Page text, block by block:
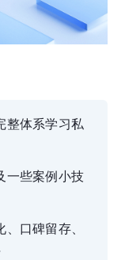
整体系学习私
一些案例小技
口碑留存、